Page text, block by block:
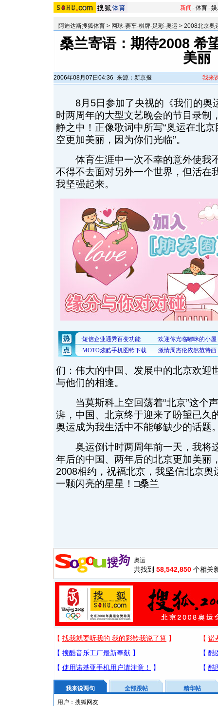
新闻 -体育-
阿迪达斯搜狐体育 > 网球-赛车-棋牌-足彩-奥运 > 2008北京奥
桑兰寄语：期待2008 希
美丽
2006年08月07日04:36 来源：新京报 我来
8月5日参加了央视的《我们的
时两周年的大型文艺晚会的节目录制
静之中！正像歌词中所写“奥运在北
空更加美丽，因为你们光临”。
体育生涯中一次不幸的意外使我
不得不去面对另外一个世界，但活在
我坚强起来。
们：伟大的中国、发展中的北京欢迎
与他们的相逢。
当莫斯科上空回荡着“北京”这个
湃，中国、北京终于迎来了盼望已久
奥运成为我生活中不能够缺少的话题
奥运倒计时两周年前一天，我将
年后的中国、两年后的北京更加美丽
2008相约，祝福北京，我坚信北京
一颗闪亮的星星！□桑兰
共找到 58,542,850 个相关
我来说两句 全部跟帖
精华帖
用户：